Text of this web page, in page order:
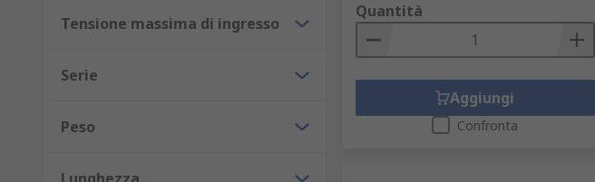
Tensione massima di ingresso
Serie
Peso
Quantità
Aggiungi
Confronta